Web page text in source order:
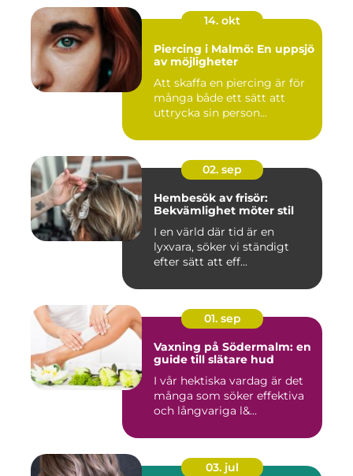
14. okt
Piercing i Malmö: En uppsjö
av möjligheter
Att skaffa en piercing är för
många både ett sätt att
uttrycka sin person...
02. sep
Hembesök av frisör:
Bekvämlighet möter stil
I en värld där tid är en
lyxvara, söker vi ständigt
efter sätt att eff...
01. sep
Vaxning på Södermalm: en
guide till slätare hud
I vår hektiska vardag är det
många som söker effektiva
och långvariga l&...
03. jul